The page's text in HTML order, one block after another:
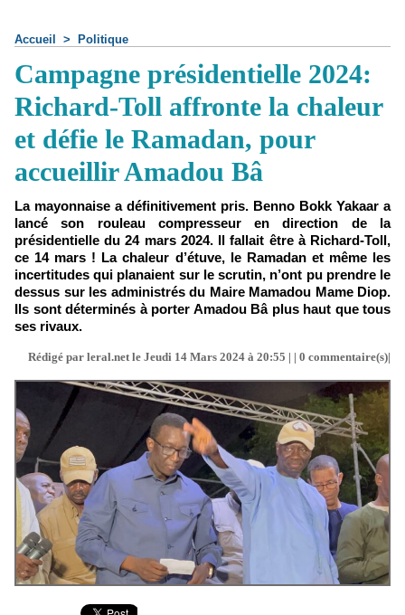
Accueil > Politique
Campagne présidentielle 2024:
Richard-Toll affronte la chaleur
et défie le Ramadan, pour
accueillir Amadou Bâ
La mayonnaise a définitivement pris. Benno Bokk Yakaar a
lancé son rouleau compresseur en direction de la
présidentielle du 24 mars 2024. Il fallait être à Richard-Toll,
ce 14 mars ! La chaleur d’étuve, le Ramadan et même les
incertitudes qui planaient sur le scrutin, n’ont pu prendre le
dessus sur les administrés du Maire Mamadou Mame Diop.
Ils sont déterminés à porter Amadou Bâ plus haut que tous
ses rivaux.
Rédigé par leral.net le Jeudi 14 Mars 2024 à 20:55 | | 0 commentaire(s)|